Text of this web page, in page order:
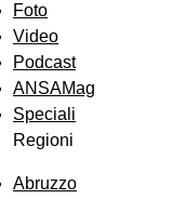
Foto
Video
Podcast
ANSAMag
Speciali
Regioni
Abruzzo